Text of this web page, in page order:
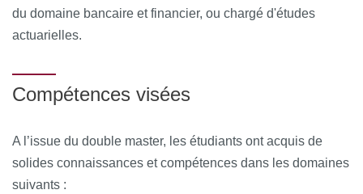
du domaine bancaire et financier, ou chargé d'études
actuarielles.
Compétences visées
A l’issue du double master, les étudiants ont acquis de
solides connaissances et compétences dans les domaines
suivants :